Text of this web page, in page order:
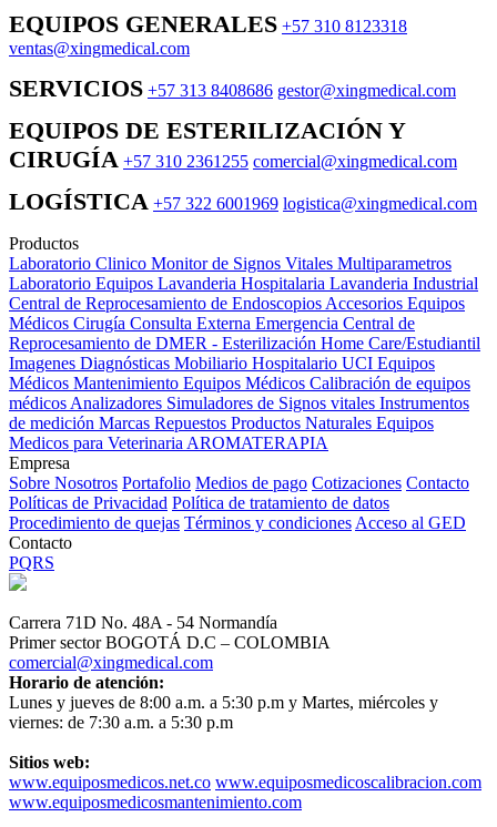
EQUIPOS GENERALES +57 310 8123318
ventas@xingmedical.com
SERVICIOS +57 313 8408686 gestor@xingmedical.com
EQUIPOS DE ESTERILIZACIÓN Y
CIRUGÍA +57 310 2361255 comercial@xingmedical.com
LOGÍSTICA +57 322 6001969 logistica@xingmedical.com
Productos
Laboratorio Clinico Monitor de Signos Vitales Multiparametros
Laboratorio Equipos Lavanderia Hospitalaria Lavanderia Industrial
Central de Reprocesamiento de Endoscopios Accesorios Equipos
Médicos Cirugía Consulta Externa Emergencia Central de
Reprocesamiento de DMER - Esterilización Home Care/Estudiantil
Imagenes Diagnósticas Mobiliario Hospitalario UCI Equipos
Médicos Mantenimiento Equipos Médicos Calibración de equipos
médicos Analizadores Simuladores de Signos vitales Instrumentos
de medición Marcas Repuestos Productos Naturales Equipos
Medicos para Veterinaria AROMATERAPIA
Empresa
Sobre Nosotros Portafolio Medios de pago Cotizaciones Contacto
Políticas de Privacidad Política de tratamiento de datos
Procedimiento de quejas Términos y condiciones Acceso al GED
Contacto
PQRS
Carrera 71D No. 48A - 54 Normandía
Primer sector BOGOTÁ D.C – COLOMBIA
comercial@xingmedical.com
Horario de atención:
Lunes y jueves de 8:00 a.m. a 5:30 p.m y Martes, miércoles y
viernes: de 7:30 a.m. a 5:30 p.m
Sitios web:
www.equiposmedicos.net.co www.equiposmedicoscalibracion.com
www.equiposmedicosmantenimiento.com